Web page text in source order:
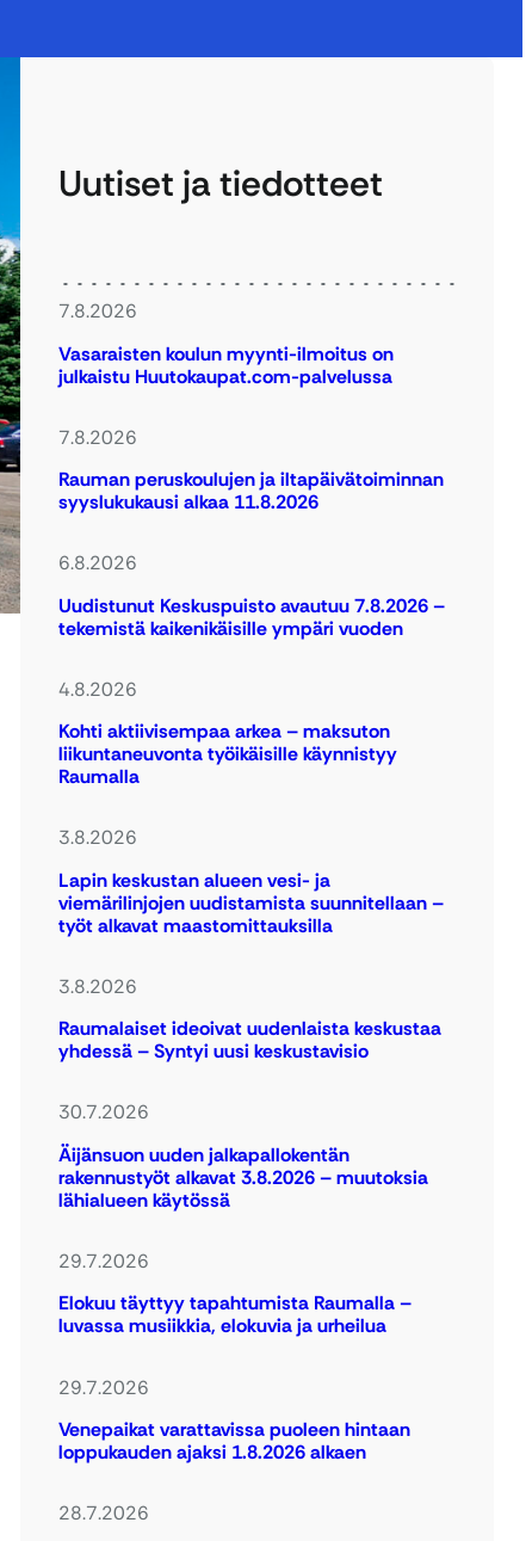
Uutiset ja tiedotteet
7.8.2026
Vasaraisten koulun myynti-ilmoitus on
julkaistu Huutokaupat.com-palvelussa
7.8.2026
Rauman peruskoulujen ja iltapäivätoiminnan
syyslukukausi alkaa 11.8.2026
6.8.2026
Uudistunut Keskuspuisto avautuu 7.8.2026 –
tekemistä kaikenikäisille ympäri vuoden
4.8.2026
Kohti aktiivisempaa arkea – maksuton
liikuntaneuvonta työikäisille käynnistyy
Raumalla
3.8.2026
Lapin keskustan alueen vesi- ja
viemärilinjojen uudistamista suunnitellaan –
työt alkavat maastomittauksilla
3.8.2026
Raumalaiset ideoivat uudenlaista keskustaa
yhdessä – Syntyi uusi keskustavisio
30.7.2026
Äijänsuon uuden jalkapallokentän
rakennustyöt alkavat 3.8.2026 – muutoksia
lähialueen käytössä
29.7.2026
Elokuu täyttyy tapahtumista Raumalla –
luvassa musiikkia, elokuvia ja urheilua
29.7.2026
Venepaikat varattavissa puoleen hintaan
loppukauden ajaksi 1.8.2026 alkaen
28.7.2026